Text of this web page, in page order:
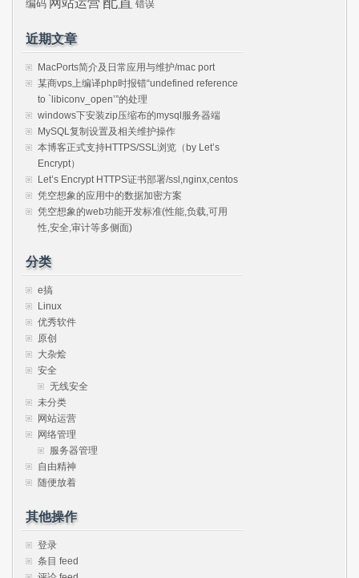
编码 错误
近期文章
MacPorts简介及日常应用与维护/mac port
某商vps上编译php时报错“undefined reference
to `libiconv_open’”的处理
windows下安装zip压缩布的mysql服务器端
MySQL复制设置及相关维护操作
本博客正式支持HTTPS/SSL浏览（by Let’s
Encrypt）
Let’s Encrypt HTTPS证书部署/ssl,nginx,centos
凭空想象的应用中的数据加密方案
凭空想象的web功能开发标准(性能,负载,可用
性,安全,审计等多侧面)
分类
e搞
Linux
优秀软件
原创
大杂烩
安全
无线安全
未分类
网站运营
网络管理
服务器管理
自由精神
随便放着
其他操作
登录
条目 feed